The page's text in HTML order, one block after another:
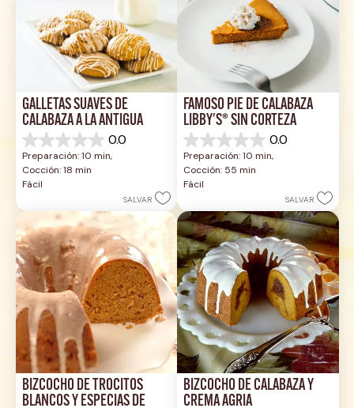
GALLETAS SUAVES DE
CALABAZA A LA ANTIGUA
0.0
0.0
de
5
estrellas.
Preparación: 10 min,
Cocción: 18 min
Fácil
SALVAR
FAMOSO PIE DE CALABAZA
LIBBY'S® SIN CORTEZA
0.0
0.0
de
5
estrellas.
Preparación: 10 min,
Cocción: 55 min
Fácil
SALVAR
BIZCOCHO DE TROCITOS
BLANCOS Y ESPECIAS DE
BIZCOCHO DE CALABAZA Y
CREMA AGRIA